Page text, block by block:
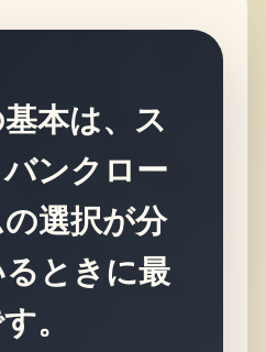
本は、ス
ンクロー
選択が分
ときに最
。